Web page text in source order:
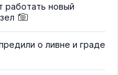
работать новый
о ливне и граде